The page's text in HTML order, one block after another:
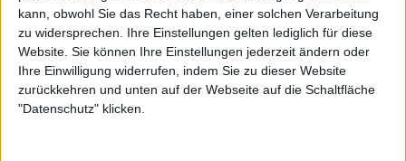
kann, obwohl Sie das Recht haben, einer solchen Verarbeitung
zu widersprechen. Ihre Einstellungen gelten lediglich für diese
Website. Sie können Ihre Einstellungen jederzeit ändern oder
Ihre Einwilligung widerrufen, indem Sie zu dieser Website
zurückkehren und unten auf der Webseite auf die Schaltfläche
"Datenschutz" klicken.